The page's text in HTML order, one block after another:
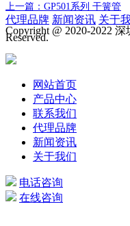
上一篇：GP501系列 干簧管
代理品牌 新闻资讯 关于
Copyright @ 2020-2022
Reserved.
网站首页
产品中心
联系我们
代理品牌
新闻资讯
关于我们
电话咨询
在线咨询